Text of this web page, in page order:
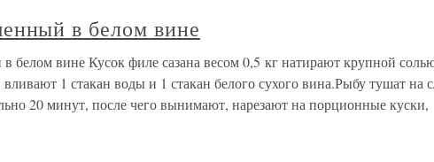
в белом вине
белом вине Кусок филе сазана весом 0,5 кг натирают крупной
вливают 1 стакан воды и 1 стакан белого сухого вина.Рыбу тушат на
20 минут, после чего вынимают, нарезают на порционные куски,